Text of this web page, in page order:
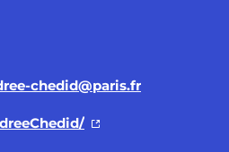
chedid@paris.fr